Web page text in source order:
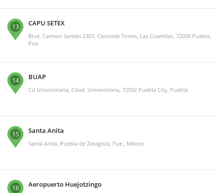
13 CAPU SETEX
Blvd. Carmen Serdán 2307, Cleotilde Torres, Las Cuartillas, 72050 Puebla,
Pue.
14 BUAP
Cd Universitaria, Cdad. Universitaria, 72592 Puebla City, Puebla
15 Santa Anita
Santa Anita, Puebla de Zaragoza, Pue., México
16 Aeropuerto Huejotzingo